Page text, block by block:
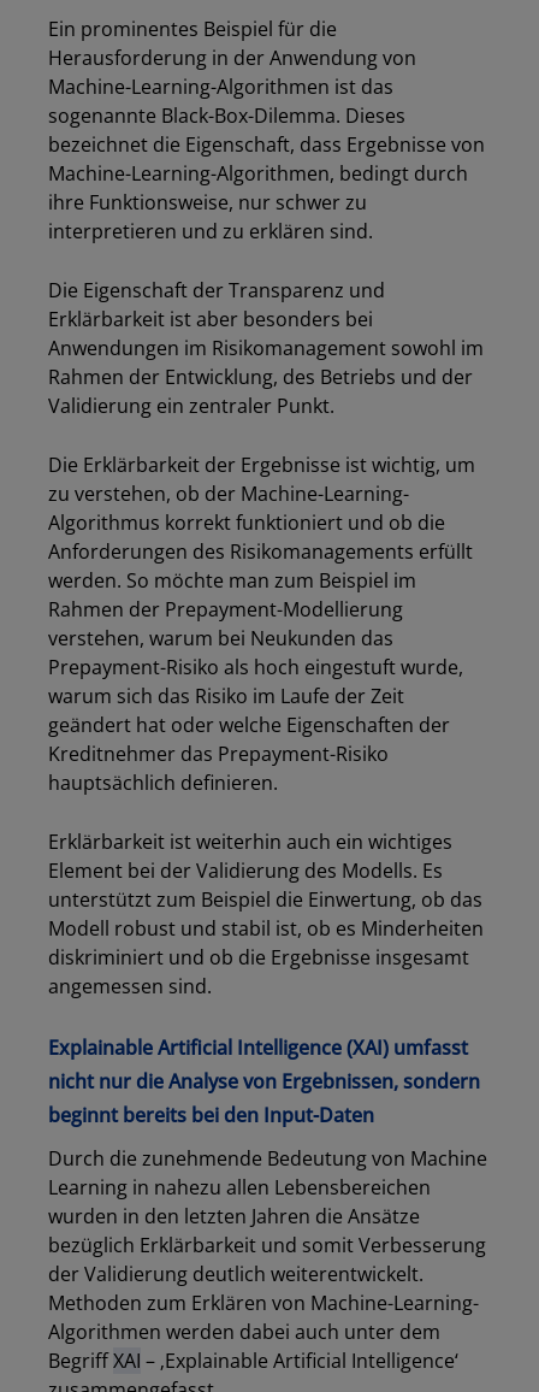
Ein prominentes Beispiel für die
Herausforderung in der Anwendung von
Machine-Learning-Algorithmen ist das
sogenannte Black-Box-Dilemma. Dieses
bezeichnet die Eigenschaft, dass Ergebnisse von
Machine-Learning-Algorithmen, bedingt durch
ihre Funktionsweise, nur schwer zu
interpretieren und zu erklären sind.
Die Eigenschaft der Transparenz und
Erklärbarkeit ist aber besonders bei
Anwendungen im Risikomanagement sowohl im
Rahmen der Entwicklung, des Betriebs und der
Validierung ein zentraler Punkt.
Die Erklärbarkeit der Ergebnisse ist wichtig, um
zu verstehen, ob der Machine-Learning-
Algorithmus korrekt funktioniert und ob die
Anforderungen des Risikomanagements erfüllt
werden. So möchte man zum Beispiel im
Rahmen der Prepayment-Modellierung
verstehen, warum bei Neukunden das
Prepayment-Risiko als hoch eingestuft wurde,
warum sich das Risiko im Laufe der Zeit
geändert hat oder welche Eigenschaften der
Kreditnehmer das Prepayment-Risiko
hauptsächlich definieren.
Erklärbarkeit ist weiterhin auch ein wichtiges
Element bei der Validierung des Modells. Es
unterstützt zum Beispiel die Einwertung, ob das
Modell robust und stabil ist, ob es Minderheiten
diskriminiert und ob die Ergebnisse insgesamt
angemessen sind.
Explainable Artificial Intelligence (XAI) umfasst
nicht nur die Analyse von Ergebnissen, sondern
beginnt bereits bei den Input-Daten
Durch die zunehmende Bedeutung von Machine
Learning in nahezu allen Lebensbereichen
wurden in den letzten Jahren die Ansätze
bezüglich Erklärbarkeit und somit Verbesserung
der Validierung deutlich weiterentwickelt.
Methoden zum Erklären von Machine-Learning-
Algorithmen werden dabei auch unter dem
BegriffXAI – ‚Explainable Artificial Intelligence‘